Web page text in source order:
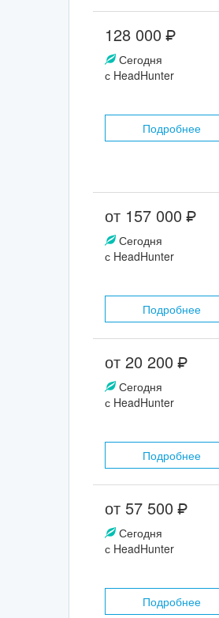
128 000
Сегодня
с HeadHunter
Подробнее
от 157 000
Сегодня
с HeadHunter
Подробнее
от 20 200
Сегодня
с HeadHunter
Подробнее
от 57 500
Сегодня
с HeadHunter
Подробнее